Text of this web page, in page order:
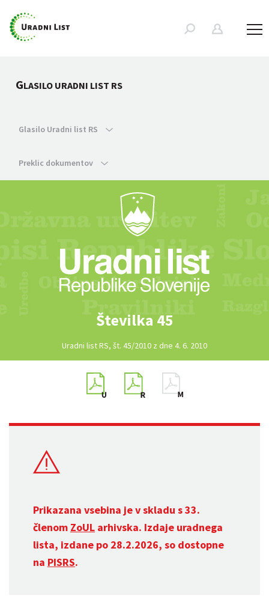
GLASILO URADNI LIST RS
Glasilo Uradni list RS
Preklic dokumentov
Številka 45
Uradni list RS, št. 45/2010 z dne 4. 6. 2010
Prikazana vsebina je v skladu s 33.
členom ZoUL arhivska. Izdaje uradnega
lista, izdane po 28.2.2026, so dostopne
na PISRS.